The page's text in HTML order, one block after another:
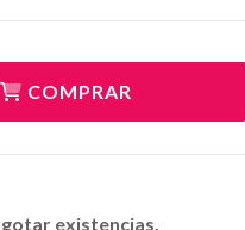
COMPRAR
existencias.